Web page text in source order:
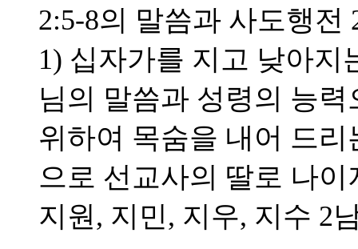
2:5-8의 말씀과 사도행전
1) 십자가를 지고 낮아지
님의 말씀과 성령의 능
위하여 목숨을 내어 드
으로 선교사의 딸로 나
지원, 지민, 지우, 지수 2